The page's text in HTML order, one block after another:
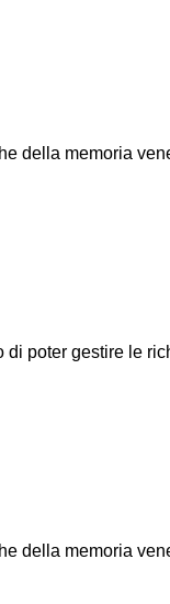
della memoria
poter gestire le
della memoria